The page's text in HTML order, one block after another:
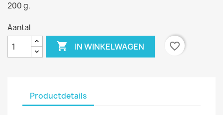
200 g.
Aantal
 IN WINKELWAGEN favorite_border
Productdetails